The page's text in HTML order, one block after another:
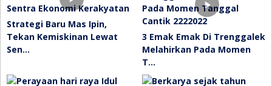
Strategi Baru Mas Ipin,
Tekan Kemiskinan Lewat
Sen…
3 Emak Emak Di Trenggalek
Melahirkan Pada Momen
T…